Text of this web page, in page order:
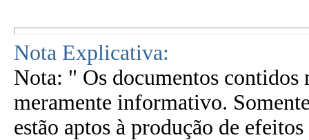
Nota Explicativa:
Nota: " Os documentos contidos
meramente informativo.
estão aptos à produção de